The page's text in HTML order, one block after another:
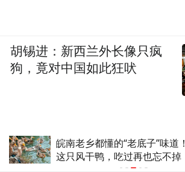
皖南老乡都懂的“老底子”味道！
这只风干鸭，吃过再也忘不掉
胡锡进：新西兰外长像只疯
狗，竟对中国如此狂吠